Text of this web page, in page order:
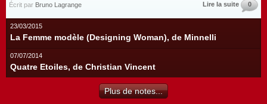
Écrit par Bruno Lagrange Lire la suite 0
23/03/2015
La Femme modèle (Designing Woman), de Minnelli
07/07/2014
Quatre Etoiles, de Christian Vincent
Plus de notes...